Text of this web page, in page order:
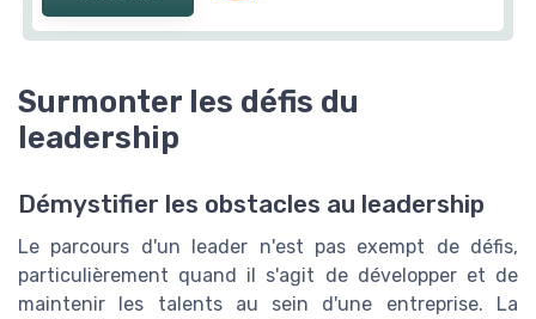
Surmonter les défis du
leadership
Démystifier les obstacles au leadership
Le parcours d'un leader n'est pas exempt de défis,
particulièrement quand il s'agit de développer et de
maintenir les talents au sein d'une entreprise. La